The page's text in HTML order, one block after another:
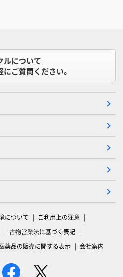
ルについて
にご質問ください。
について
ご利用上の注意
古物営業法に基づく表記
医薬品の販売に関する表示 会社案内